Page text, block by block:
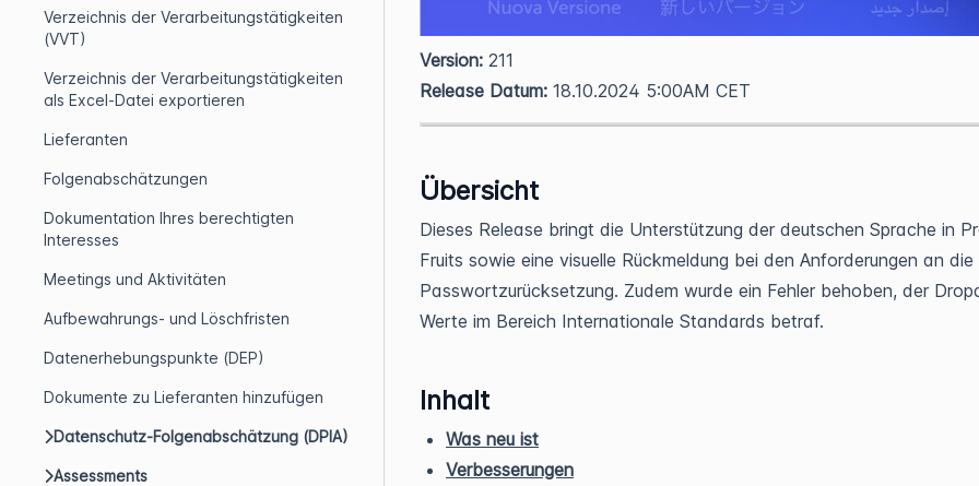
Verzeichnis der Verarbeitungstätigkeiten
(VVT)
Verzeichnis der Verarbeitungstätigkeiten
als Excel-Datei exportieren
Lieferanten
Folgenabschätzungen
Dokumentation Ihres berechtigten
Interesses
Meetings und Aktivitäten
Aufbewahrungs- und Löschfristen
Datenerhebungspunkte (DEP)
Dokumente zu Lieferanten hinzufügen
Datenschutz-Folgenabschätzung (DPIA)
Assessments
Version: 211
Release Datum: 18.10.2024 5:00AM CET
Übersicht
Dieses Release bringt die Unterstützung der deutschen Sprache in
Fruits sowie eine visuelle Rückmeldung bei den Anforderungen an die
Passwortzurücksetzung. Zudem wurde ein Fehler behoben, der
Werte im Bereich Internationale Standards betraf.
Inhalt
Was neu ist
Verbesserungen